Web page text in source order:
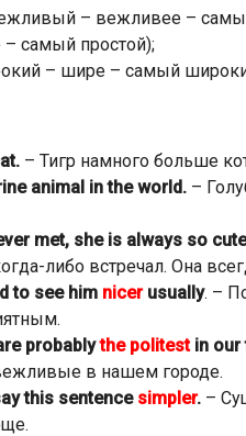
– вежливее –
самый простой);
– шире – самый
– Тигр намного больше
animal in the world. –
met, she is always so
либо встречал. Она
to see him nicerusually. –
probablythe politestin our
в нашем городе.
this sentence simpler. –